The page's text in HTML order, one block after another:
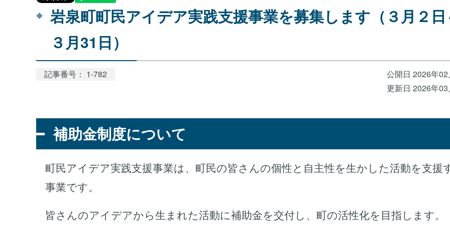
岩泉町町民アイデア実践支援事業を募集します（３月２
３月31日）
記事番号： 1-782
公開日 2026年
更新日 2026年
補助金制度について
町民アイデア実践支援事業は、町民の皆さんの個性と自主性を生かした活動を支援
事業です。
皆さんのアイデアから生まれた活動に補助金を交付し、町の活性化を目指します。